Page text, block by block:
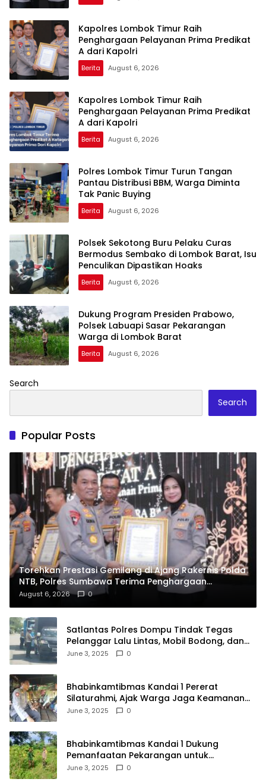
Kapolres Lombok Timur Raih
Penghargaan Pelayanan Prima Predikat
A dari Kapolri
Berita August 6, 2026
Kapolres Lombok Timur Raih
Penghargaan Pelayanan Prima Predikat
A dari Kapolri
Berita August 6, 2026
Polres Lombok Timur Turun Tangan
Pantau Distribusi BBM, Warga Diminta
Tak Panic Buying
Berita August 6, 2026
Polsek Sekotong Buru Pelaku Curas
Bermodus Sembako di Lombok Barat, Isu
Penculikan Dipastikan Hoaks
Berita August 6, 2026
Dukung Program Presiden Prabowo,
Polsek Labuapi Sasar Pekarangan
Warga di Lombok Barat
Berita August 6, 2026
Search
Search
Popular Posts
Torehkan Prestasi Gemilang di Ajang Rakernis Polda
NTB, Polres Sumbawa Terima Penghargaan
Pelayanan Prima Kapolri
August 6, 2026 0
Satlantas Polres Dompu Tindak Tegas
Pelanggar Lalu Lintas, Mobil Bodong, dan
Kendaraan Tak Bayar Pajak
June 3, 2025 0
Bhabinkamtibmas Kandai 1 Pererat
Silaturahmi, Ajak Warga Jaga Keamanan
Lingkungan
June 3, 2025 0
Bhabinkamtibmas Kandai 1 Dukung
Pemanfaatan Pekarangan untuk
Ketahanan Pangan Menuju Indonesia Emas
June 3, 2025 0